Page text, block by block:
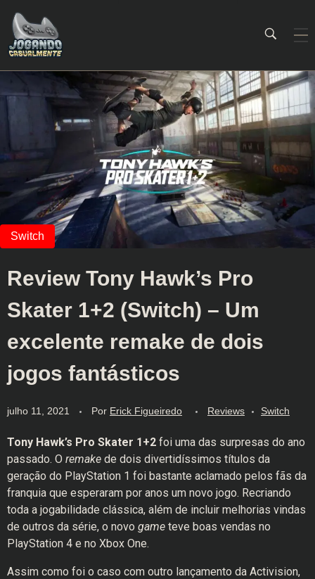
Jogando Casualmente
Review Tony Hawk’s Pro
Skater 1+2 (Switch) – Um
excelente remake de dois
jogos fantásticos
julho 11, 2021 Por Erick Figueiredo Reviews Switch
Tony Hawk’s Pro Skater 1+2 foi uma das surpresas do ano
passado. O remake de dois divertidíssimos títulos da
geração do PlayStation 1 foi bastante aclamado pelos fãs da
franquia que esperaram por anos um novo jogo. Recriando
toda a jogabilidade clássica, além de incluir melhorias vindas
de outros da série, o novo game teve boas vendas no
PlayStation 4 e no Xbox One.
Assim como foi o caso com outro lançamento da Activision,